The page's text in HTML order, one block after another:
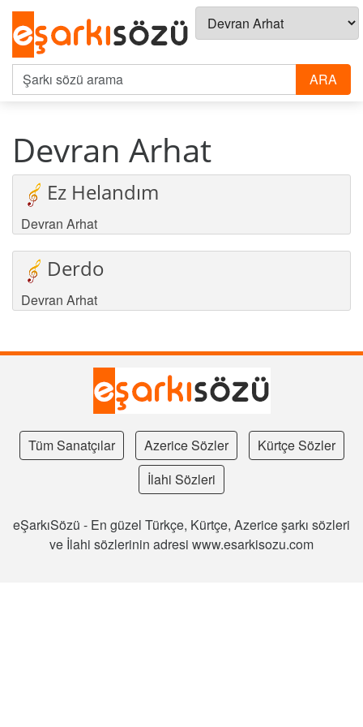
Devran Arhat
Ez Helandım
Devran Arhat
Derdo
Devran Arhat
Tüm Sanatçılar Azerice Sözler
Kürtçe Sözler
İlahi Sözleri
eŞarkıSözü - En güzel Türkçe, Kürtçe, Azerice şarkı sözleri
ve İlahi sözlerinin adresi www.esarkisozu.com